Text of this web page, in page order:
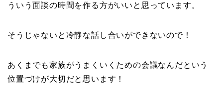
ういう面談の時間を作る方がいいと思っています。
そうじゃないと冷静な話し合いができないので！
あくまでも家族がうまくいくための会議なんだという
位置づけが大切だと思います！